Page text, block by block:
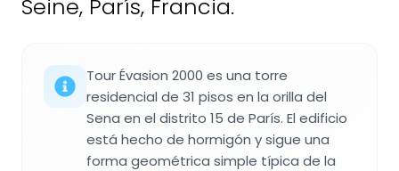
Seine, París, Francia.
Tour Évasion 2000 es una torre
residencial de 31 pisos en la orilla del
Sena en el distrito 15 de París. El edificio
está hecho de hormigón y sigue una
forma geométrica simple típica de la